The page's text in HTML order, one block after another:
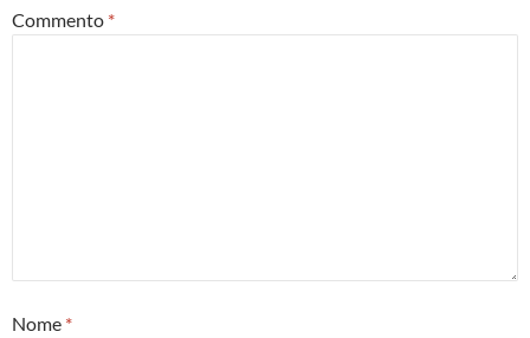
Commento *
Nome *